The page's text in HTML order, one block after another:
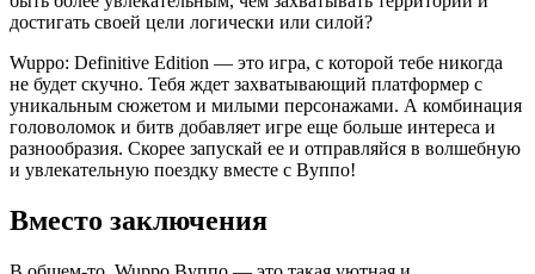
достигать своей цели логически или силой?
Wuppo: Definitive Edition — это игра, с которой тебе никогда
не будет скучно. Тебя ждет захватывающий платформер с
уникальным сюжетом и милыми персонажами. А комбинация
головоломок и битв добавляет игре еще больше интереса и
разнообразия. Скорее запускай ее и отправляйся в волшебную
и увлекательную поездку вместе с Вуппо!
Вместо заключения